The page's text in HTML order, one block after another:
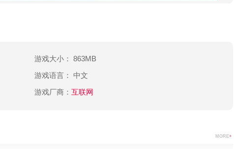
)负(负)的(的)关(关)键(键)。
，可选择攻击重视、防御重视、斗志重视和一发重视。6、舌战
方的心理槽降至0即为获胜，如果己方心理槽降至0即为失败。
分大、中、小三种强度，毋庸置疑，大>；中>；小，选择强度大
游戏大小： 863MB
游戏语言： 中文
游戏厂商： 互联网
MORE+